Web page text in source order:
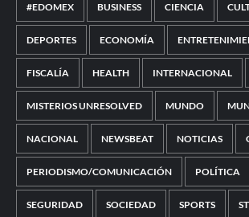
#EDOMEX BUSINESS CIENCIA
DEPORTES ECONOMÍA
FISCALÍA HEALTH INTERNACIONAL
MISTERIOS UNRESOLVED MUNDO
NACIONAL NEWSBEAT NOTICIAS
PERIODISMO/COMUNICACIÓN POLÍTICA
SEGURIDAD SOCIEDAD SPORTS